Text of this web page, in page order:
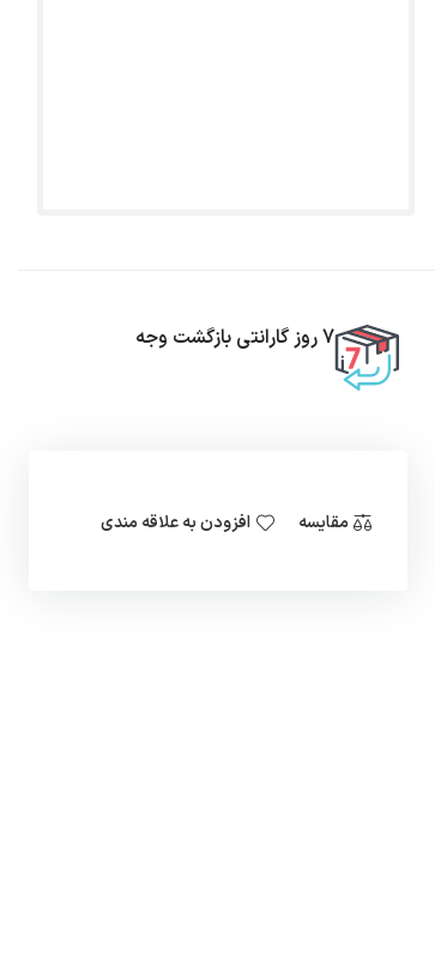
7 روز گارانتی بازگشت وجه
مقایسه افزودن به علاقه مندی